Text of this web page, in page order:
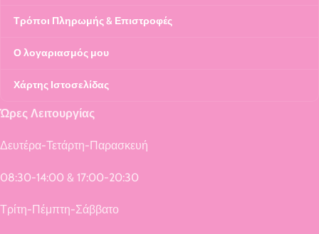
Τρόποι Πληρωμής & Επιστροφές
Ο λογαριασμός μου
Χάρτης Ιστοσελίδας
Ώρες Λειτουργίας
Δευτέρα-Τετάρτη-Παρασκευή
08:30-14:00 & 17:00-20:30
Τρίτη-Πέμπτη-Σάββατο